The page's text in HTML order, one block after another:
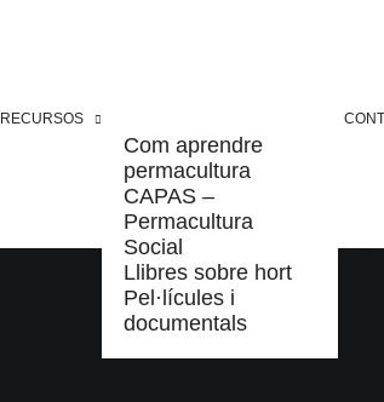
RECURSOS
Com aprendre
permacultura
CAPAS –
Permacultura
Social
Llibres sobre hort
Pel·lícules i
documentals